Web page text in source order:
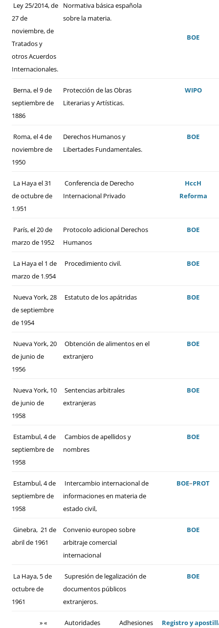
Ley 25/2014, de
27 de
noviembre, de
Tratados y
otros Acuerdos
Internacionales.
Normativa básica española
sobre la materia.
BOE
Berna, el 9 de
septiembre de
1886
Protección de las Obras
Literarias y Artísticas.
WIPO
Roma, el 4 de
noviembre de
1950
Derechos Humanos y
Libertades Fundamentales.
BOE
La Haya el 31
de octubre de
1.951
Conferencia de Derecho
Internacional Privado
HccH
Reforma
París, el 20 de
marzo de 1952
Protocolo adicional Derechos
Humanos
BOE
La Haya el 1 de
marzo de 1.954
Procedimiento civil. BOE
Nueva York, 28
de septiembre
de 1954
Estatuto de los apátridas BOE
Nueva York, 20
de junio de
1956
Obtención de alimentos en el
extranjero
BOE
Nueva York, 10
de junio de
1958
Sentencias arbitrales
extranjeras
BOE
Estambul, 4 de
septiembre de
1958
Cambios de apellidos y
nombres
BOE
Estambul, 4 de
septiembre de
1958
Intercambio internacional de
informaciones en materia de
estado civil,
BOE–PROT
Ginebra, 21 de
abril de 1961
Convenio europeo sobre
arbitraje comercial
internacional
BOE
La Haya, 5 de
octubre de
1961
Supresión de legalización de
documentos públicos
extranjeros.
BOE
» « Autoridades Adhesiones Registro y